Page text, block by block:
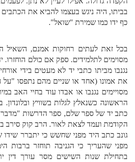
בביתו, היה ניגש בעצמו להביא את
כף ידו כמו שמירת "שואל".
בכל זאת לעתים רחוקות אמנם, השאיל
מסוימים לתלמידים. ספק אם כולם הוחזרו.
נגנבו מביתו כתבי יד לא מעטים בידי
את אמונו (אחד או שניים מהם נתפסו "על
מסויימים נגנבו או אבדו עוד בחיי האב
הראשונה כשנאלץ לגלות בשוויץ ובלונדון.
כתב יד של ספר שלם, ספר הדרשות
הקודמת ועמד לצאת לאור. הרב קוק סירב
גונב כתב היד מפני שחשש כי יתברר
מפני שהעריך כי הגניבה תוחזר ברבות
בתחילת שנות השישים מסר עורך דין